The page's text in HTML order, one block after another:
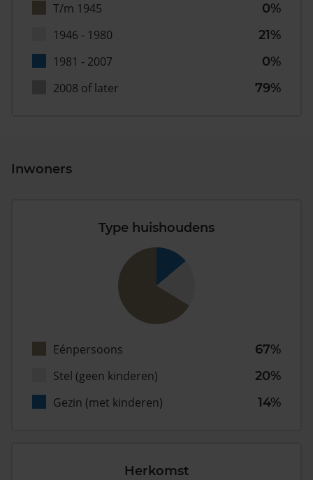
T/m 1945
0%
1946 - 1980
21%
1981 - 2007
0%
2008 of later
79%
Inwoners
Type huishoudens
Eénpersoons
67%
Stel (geen kinderen)
20%
Gezin (met kinderen)
14%
Herkomst